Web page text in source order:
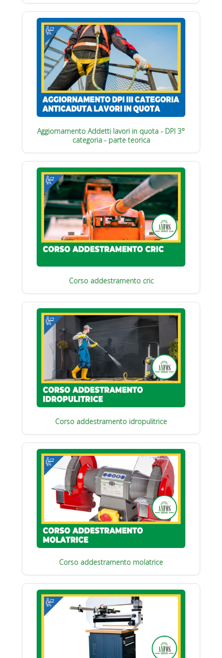
Aggiornamento Addetti lavori in quota - DPI 3°
categoria - parte teorica
Corso addestramento cric
Corso addestramento idropulitrice
Corso addestramento molatrice